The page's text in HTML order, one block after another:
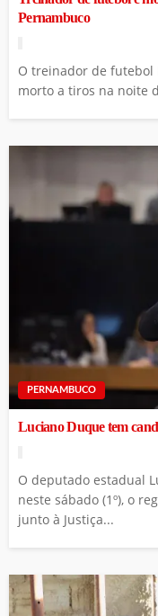
Pernambuco
O treinador de futebol
morto a tiros na noite
PERNAMBUCO
Luciano Duque tem
O deputado estadual
neste sábado (1º), o
junto à Justiça...